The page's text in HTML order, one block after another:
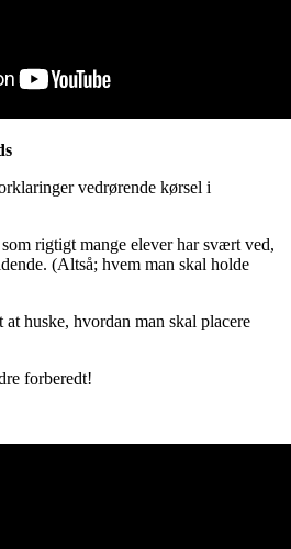
vedrørende kørsel i
rigtigt mange elever har svært ved,
(Altså; hvem man skal holde
huske, hvordan man skal placere
forberedt!